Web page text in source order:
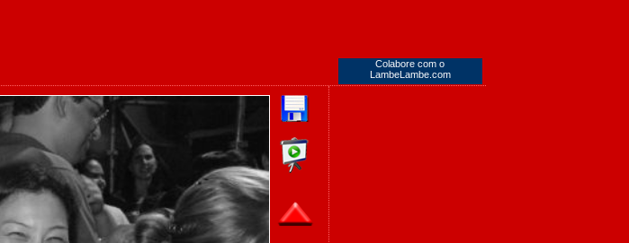
Colabore com o
LambeLambe.com